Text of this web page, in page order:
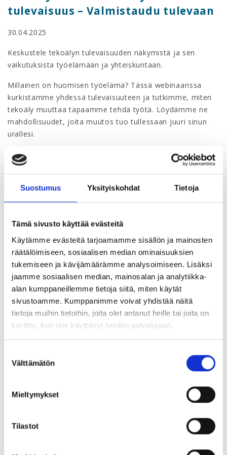
Suostumus Yksityiskohdat Tietoja
Tämä sivusto käyttää evästeitä
Käytämme evästeitä tarjoamamme sisällön ja mainosten
räätälöimiseen, sosiaalisen median ominaisuuksien
tukemiseen ja kävijämäärämme analysoimiseen. Lisäksi
jaamme sosiaalisen median, mainosalan ja analytiikka-
alan kumppaneillemme tietoja siitä, miten käytät
sivustoamme. Kumppanimme voivat yhdistää näitä
tietoja muihin tietoihin, joita olet antanut heille tai joita on
kerätty, kun olet käyttänyt heidän palvelujaan.
valinta
Välttämätön
Mieltymykset
Tilastot
tulevaisuus – Valmistaudu tulevaan
30.04.2025
Keskustele tekoälyn tulevaisuuden näkymistä ja sen
vaikutuksista työelämään ja yhteiskuntaan.
Millainen on huomisen työelämä? Tässä webinaarissa
kurkistamme yhdessä tulevaisuuteen ja tutkimme, miten
tekoäly muuttaa tapaamme tehdä työtä. Löydämme ne
mahdollisuudet, joita muutos tuo tullessaan juuri sinun
urallesi.
Webinaarin sisältö
Keskustele tekoälyn tulevaisuuden näkymistä ja sen
vaikutuksista työelämään ja yhteiskuntaan.
kurkistamme yhdessä tulevaisuuteen ja tutkimme, miten
mahdollisuudet, joita muutos tuo tullessaan juuri sinun
Opit tunnistamaan tulevaisuuden tärkeimmät trendit ja
valmistautumaan niihin ajoissa. Yhdessä rakennamme
sinulle suunnitelman, jolla pysyt kehityksen aallonharjalla
innostavalla ja luontevalla tavalla. Tämä webinaari avaa
silmäsi näkemään tulevaisuuden mahdollisuudet.
Ilmoittaudu Urapalvelut-sivuston kautta
Webinaarin puhujat: Joonas Vuola ja Sunny Viljamaa
Joonas on tekoälyasiantuntija ja AI-Akatemian perustaja,
joka tuo tekoälyn käytännönläheisesti osaksi arkea ja